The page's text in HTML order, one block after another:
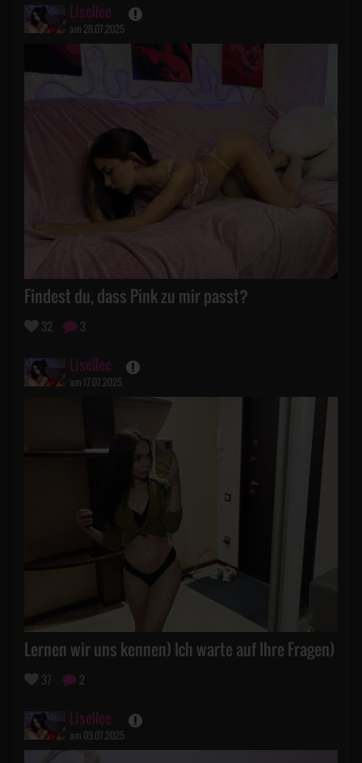
Lisellee
am 28.07.2025
Findest du, dass Pink zu mir passt?
32 3
Lisellee
am 17.07.2025
Lernen wir uns kennen) Ich warte auf Ihre Fragen)
37 2
Lisellee
am 09.07.2025